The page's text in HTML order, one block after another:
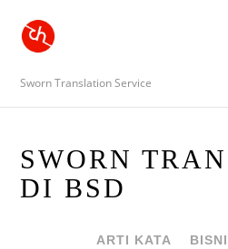
Sworn Translation Service
SWORN
DI BSD
ARTI KATA